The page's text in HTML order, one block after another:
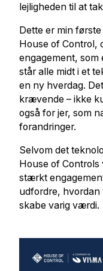
lejligheden til at
Dette er min
House of Control,
engagement, som
står alle midt i et
en ny hverdag.
krævende – ikke
også for jer, som
forandringer.
Selvom det
House of
stærkt
udfordre, hvordan
skabe varig værdi.